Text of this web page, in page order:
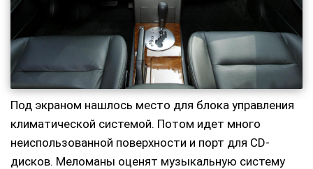
Под экраном нашлось место для блока управления
климатической системой. Потом идет много
неиспользованной поверхности и порт для CD-
дисков. Меломаны оценят музыкальную систему